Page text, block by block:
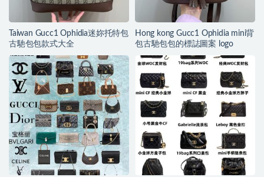
Taiwan Gucc1 Ophidia迷妳托特包
古馳包包款式大全
Hong kong Gucc1 Ophidia mini背
包古馳包包的標誌圖案 logo